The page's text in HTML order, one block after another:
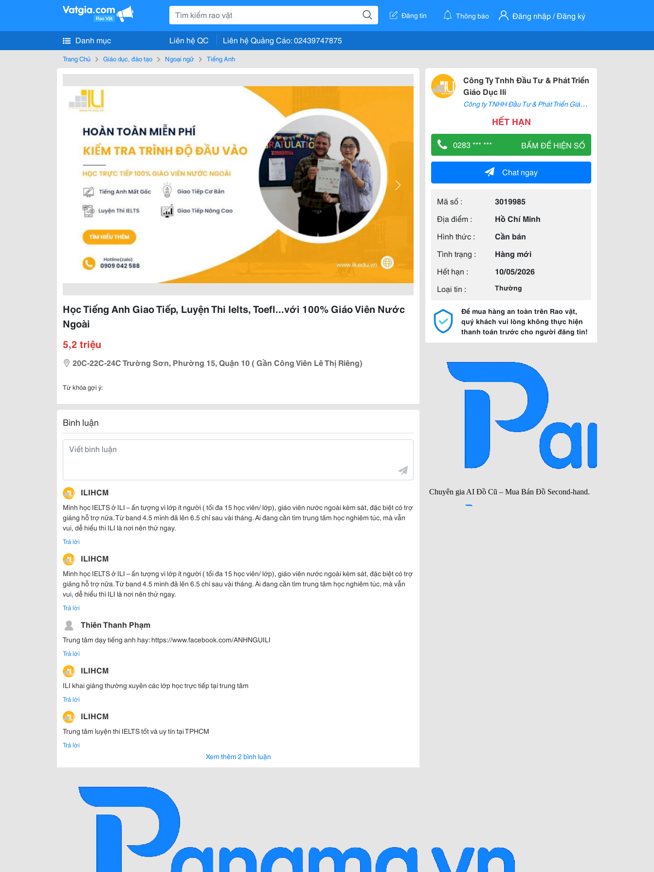
Đăng tin Thông báo Đăng nhập / Đăng ký
Danh mục Liên hệ QC Liên hệ Quảng Cáo: 02439747875
Trang Chủ Giáo dục, đào tạo Ngoại ngữ Tiếng Anh
Học Tiếng Anh Giao Tiếp, Luyện Thi Ielts, Toefl...với 100% Giáo Viên Nước
Ngoài
5,2 triệu
20C-22C-24C Trường Sơn, Phường 15, Quận 10 ( Gần Công Viên Lê Thị Riêng)
Từ khóa gợi ý:
Bình luận
ILIHCM
Mình học IELTS ở ILI – ấn tượng vì lớp ít người ( tối đa 15 học viên/ lớp), giáo viên nước ngoài kèm sát, đặc biệt có trợ
giảng hỗ trợ nữa. Từ band 4.5 mình đã lên 6.5 chỉ sau vài tháng. Ai đang cần tìm trung tâm học nghiêm túc, mà vẫn
vui, dễ hiểu thì ILI là nơi nên thử ngay.
Trả lời
ILIHCM
Mình học IELTS ở ILI – ấn tượng vì lớp ít người ( tối đa 15 học viên/ lớp), giáo viên nước ngoài kèm sát, đặc biệt có trợ
giảng hỗ trợ nữa. Từ band 4.5 mình đã lên 6.5 chỉ sau vài tháng. Ai đang cần tìm trung tâm học nghiêm túc, mà vẫn
vui, dễ hiểu thì ILI là nơi nên thử ngay.
Trả lời
Thiên Thanh Phạm
Trung tâm dạy tiếng anh hay: https://www.facebook.com/ANHNGUILI
Trả lời
ILIHCM
ILI khai giảng thường xuyên các lớp học trực tiếp tại trung tâm
Trả lời
ILIHCM
Trung tâm luyện thi IELTS tốt và uy tín tại TPHCM
Trả lời
Xem thêm 2 bình luận
Công Ty Tnhh Đầu Tư & Phát Triển
Giáo Dục Ili
C
ông ty TNHH Đầu Tư & Phát Triển Giáo Dục ILI
HẾT HẠN
0283 *** *** BẤM ĐỂ HIỆN SỐ
Chat ngay
Mã số :
3019985
Địa điểm :
Hồ Chí Minh
Hình thức :
Cần bán
Tình trạng :
Hàng mới
Hết hạn :
10/05/2026
Loại tin :
Thường
Để mua hàng an toàn trên Rao vặt,
quý khách vui lòng không thực hiện
thanh toán trước cho người đăng tin!